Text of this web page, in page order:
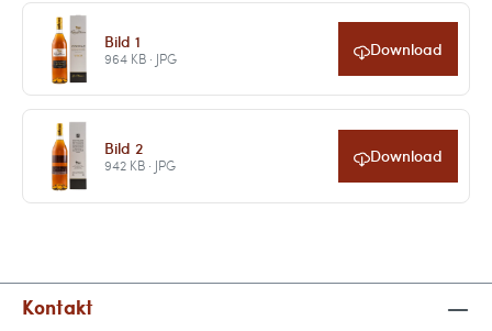
Bild 1
964 KB · JPG Download
Bild 2
942 KB · JPG Download
Kontakt